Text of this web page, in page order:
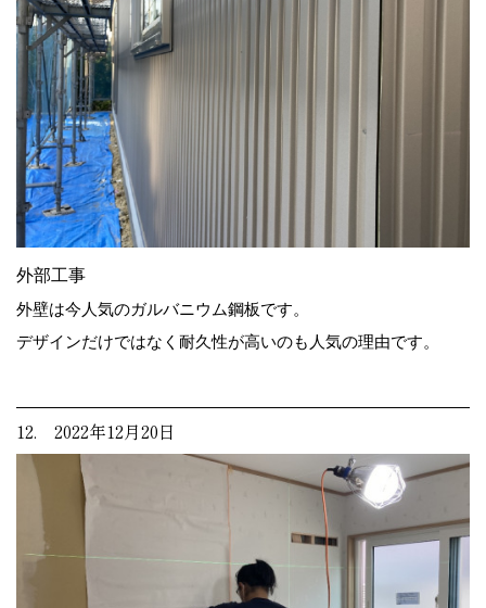
外部工事
外壁は今人気のガルバニウム鋼板です。
デザインだけではなく耐久性が高いのも人気の理由です。
12. 2022年12月20日